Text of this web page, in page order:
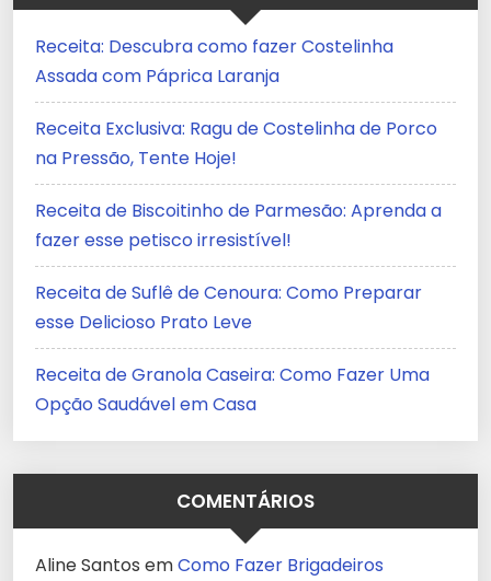
Receita: Descubra como fazer Costelinha
Assada com Páprica Laranja
Receita Exclusiva: Ragu de Costelinha de Porco
na Pressão, Tente Hoje!
Receita de Biscoitinho de Parmesão: Aprenda a
fazer esse petisco irresistível!
Receita de Suflê de Cenoura: Como Preparar
esse Delicioso Prato Leve
Receita de Granola Caseira: Como Fazer Uma
Opção Saudável em Casa
COMENTÁRIOS
Aline Santos emComo Fazer Brigadeiros